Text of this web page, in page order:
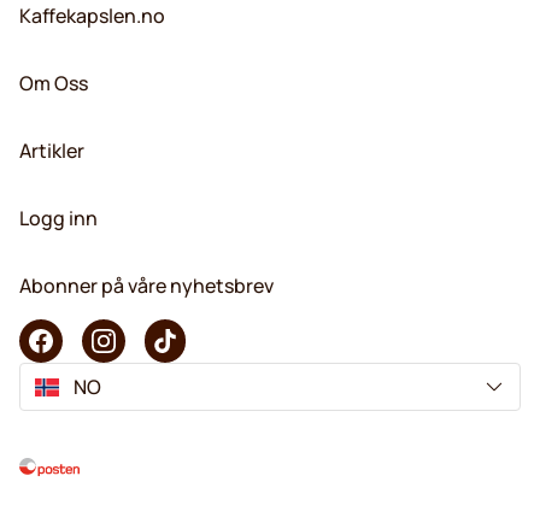
Kaffekapslen.no
Om Oss
Artikler
Logg inn
Abonner på våre nyhetsbrev
NO